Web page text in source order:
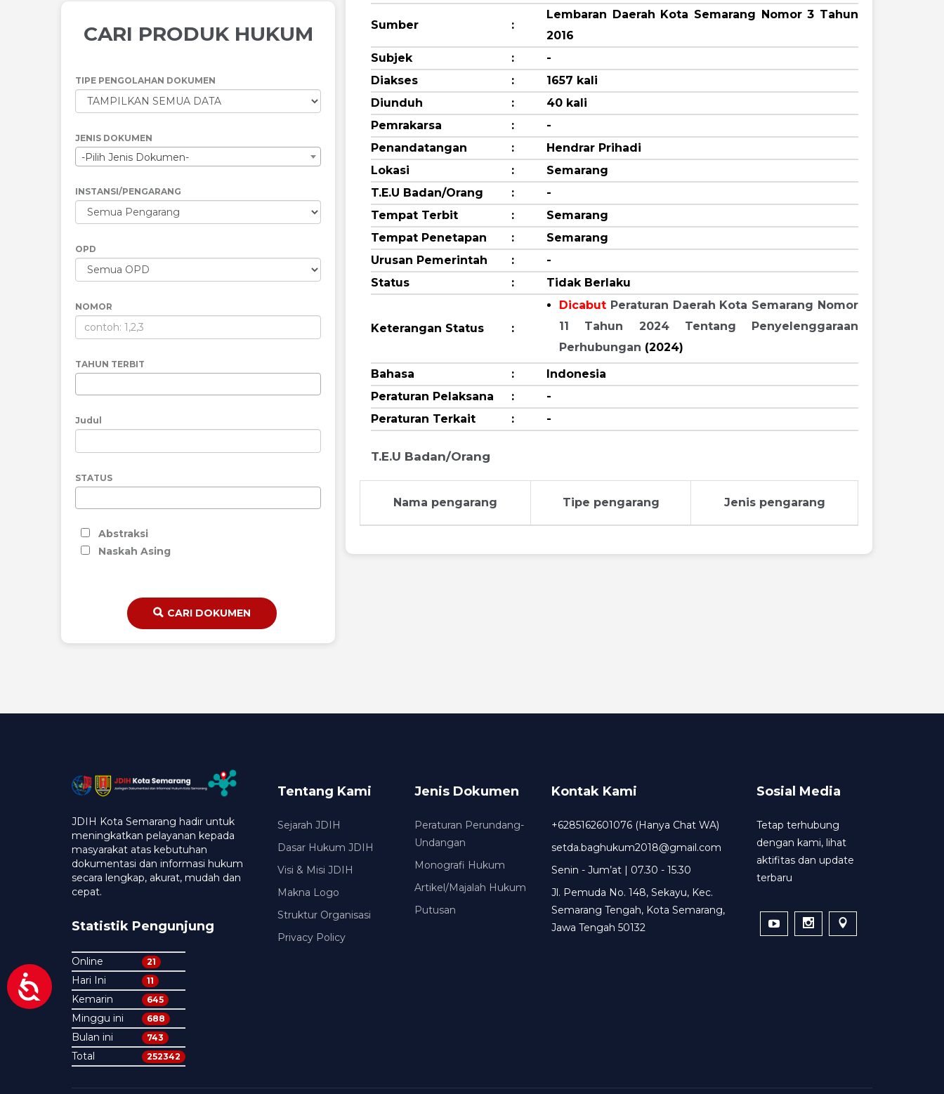
CARI PRODUK HUKUM
TIPE PENGOLAHAN DOKUMEN
JENIS DOKUMEN
-Pilih Jenis Dokumen-
INSTANSI/PENGARANG
OPD
NOMOR
TAHUN TERBIT
Judul
STATUS
Abstraksi
Naskah Asing
CARI DOKUMEN
Sumber :
Lembaran Daerah Kota Semarang Nomor 3 Tahun
2016
Subjek
:
-
Diakses
:
1657 kali
Diunduh
:
40 kali
Pemrakarsa
:
-
Penandatangan
:
Hendrar Prihadi
Lokasi
:
Semarang
T.E.U Badan/Orang
:
-
Tempat Terbit
:
Semarang
Tempat Penetapan
:
Semarang
Urusan Pemerintah
:
-
Status
: Tidak Berlaku
Keterangan Status :
Dicabut Peraturan Daerah Kota Semarang Nomor
11 Tahun 2024 Tentang Penyelenggaraan
Perhubungan (2024)
Bahasa
:
Indonesia
Peraturan Pelaksana
:
-
Peraturan Terkait
: -
T.E.U Badan/Orang
Nama pengarang Tipe pengarang Jenis pengarang
JDIH Kota Semarang hadir untuk
meningkatkan pelayanan kepada
masyarakat atas kebutuhan
dokumentasi dan informasi hukum
secara lengkap, akurat, mudah dan
cepat.
Statistik Pengunjung
Online 21
Hari Ini 11
Kemarin 645
Minggu ini 688
Bulan ini 743
Total 252342
Tentang Kami
Sejarah JDIH
Dasar Hukum JDIH
Visi & Misi JDIH
Makna Logo
Struktur Organisasi
Privacy Policy
Jenis Dokumen
Peraturan Perundang-
Undangan
Monografi Hukum
Artikel/Majalah Hukum
Putusan
Kontak Kami
+6285162601076 (Hanya Chat WA)
setda.baghukum2018@gmail.com
Senin - Jum’at | 07.30 - 15.30
Jl. Pemuda No. 148, Sekayu, Kec.
Semarang Tengah, Kota Semarang,
Jawa Tengah 50132
Sosial Media
Tetap terhubung
dengan kami, lihat
aktifitas dan update
terbaru